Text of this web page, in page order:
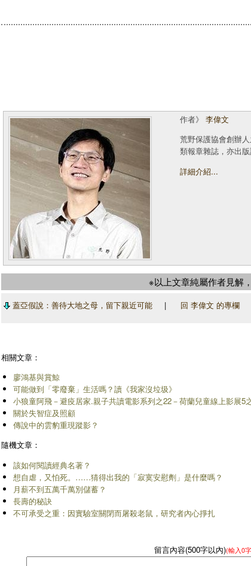
作者》 李偉文
荒野保護協會創辦
類報章雜誌，亦出版
詳細介紹...
※以上文章純屬作者見解
蓋亞假說：善待大地之母，留下親近可能| 回 李偉文 的專欄
相關文章：
廖鴻基與賞鯨
可能做到「零廢棄」生活嗎？讀《我家沒垃圾》
小狼童阿飛－避疫居家.親子共讀電影系列之22－荷蘭兒童線上影展5
關於失智症及照顧
傳說中的雲豹重現蹤影？
隨機文章：
該如何閱讀經典名著？
想自虐，又怕死。……猜得出我的「寂寞安慰劑」是什麼嗎？
月薪不到五萬千萬別儲蓄？
長壽的秘訣
不可承受之重：因實驗室關閉而屠殺老鼠，研究者內心掙扎
留言內容(500字以內)(輸入0